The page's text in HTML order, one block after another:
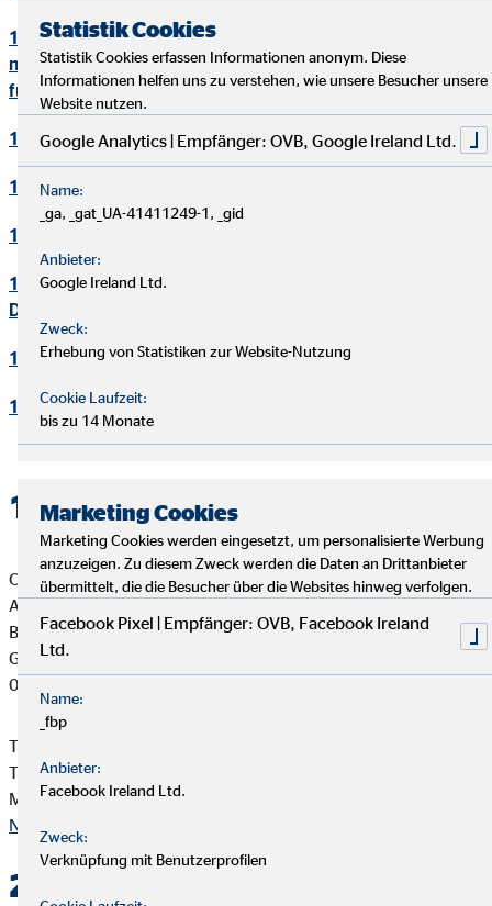
12. Informationen zum Datenschutz und rechtlich
notwendige Informationen beim Einsatz des Service "Zoom"
für Videokonferenzen
13. Löschung von Daten
14. Präsenzen in sozialen Netzwerken
15. Plugins und eingebettete Funktionen sowie Inhalte
16. Änderung und Aktualisierung der
Datenschutzerklärung
17. Rechte der betroffenen Personen
18. Begriffsdefinitionen
1. Verantwortlicher
OVB Vermögensberatung AG
Alfred Koppe
Bezirksdirektor für die OVB
Gröben 34
07646 Schlöben
Telefon: +49 36428 55455
Telefax: +49 36428 55466
Mail:koppe@ovb.de
Nach oben
2. Kontakt
Statistik Cookies
Statistik Cookies erfassen Informationen anonym. Diese
Informationen helfen uns zu verstehen, wie unsere Besucher unsere
Website nutzen.
Google Analytics | Empfänger: OVB, Google Ireland Ltd.
Name:
_ga, _gat_UA-41411249-1, _gid
Anbieter:
Google Ireland Ltd.
Zweck:
Erhebung von Statistiken zur Website-Nutzung
Cookie Laufzeit:
bis zu 14 Monate
Marketing Cookies
Marketing Cookies werden eingesetzt, um personalisierte Werbung
anzuzeigen. Zu diesem Zweck werden die Daten an Drittanbieter
übermittelt, die die Besucher über die Websites hinweg verfolgen.
Facebook Pixel | Empfänger: OVB, Facebook Ireland
Ltd.
Name:
_fbp
Anbieter:
Facebook Ireland Ltd.
Zweck:
Verknüpfung mit Benutzerprofilen